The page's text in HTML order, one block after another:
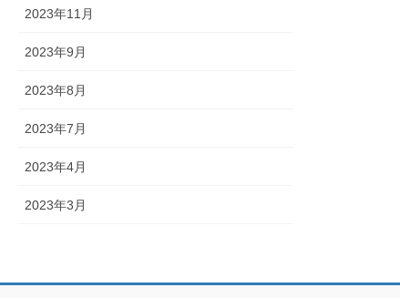
2023年11月
2023年9月
2023年8月
2023年7月
2023年4月
2023年3月